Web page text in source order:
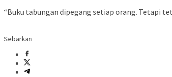
“Buku tabungan dipegang setiap orang. Tetapi
Sebarkan